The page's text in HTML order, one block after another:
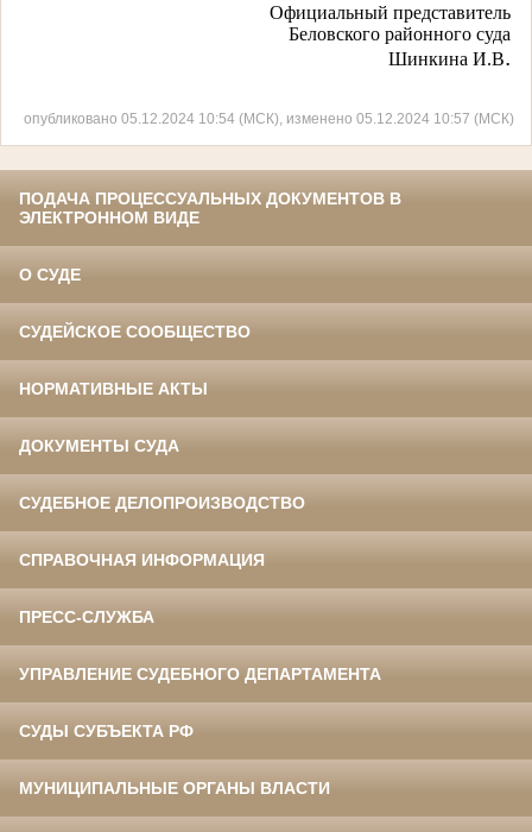
Официальный представитель
Беловского районного суда
Шинкина И.В.
опубликовано 05.12.2024 10:54 (МСК), изменено 05.12.2024 10:57 (МСК)
ПОДАЧА ПРОЦЕССУАЛЬНЫХ ДОКУМЕНТОВ В
ЭЛЕКТРОННОМ ВИДЕ
О СУДЕ
СУДЕЙСКОЕ СООБЩЕСТВО
НОРМАТИВНЫЕ АКТЫ
ДОКУМЕНТЫ СУДА
СУДЕБНОЕ ДЕЛОПРОИЗВОДСТВО
СПРАВОЧНАЯ ИНФОРМАЦИЯ
ПРЕСС-СЛУЖБА
УПРАВЛЕНИЕ СУДЕБНОГО ДЕПАРТАМЕНТА
СУДЫ СУБЪЕКТА РФ
МУНИЦИПАЛЬНЫЕ ОРГАНЫ ВЛАСТИ